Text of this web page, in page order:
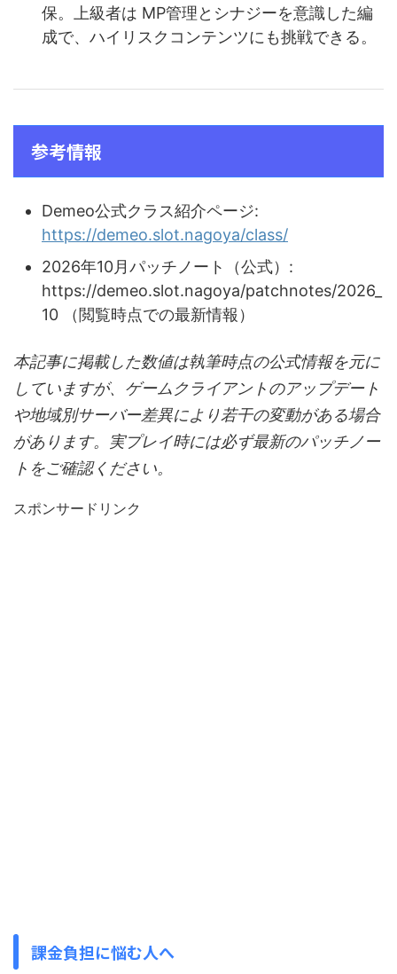
保。上級者は MP管理とシナジーを意識した編
成で、ハイリスクコンテンツにも挑戦できる。
参考情報
Demeo公式クラス紹介ページ:
https://demeo.slot.nagoya/class/
2026年10月パッチノート（公式）:
https://demeo.slot.nagoya/patchnotes/2026_
10 （閲覧時点での最新情報）
本記事に掲載した数値は執筆時点の公式情報を元に
していますが、ゲームクライアントのアップデート
や地域別サーバー差異により若干の変動がある場合
があります。実プレイ時には必ず最新のパッチノー
トをご確認ください。
スポンサードリンク
課金負担に悩む人へ